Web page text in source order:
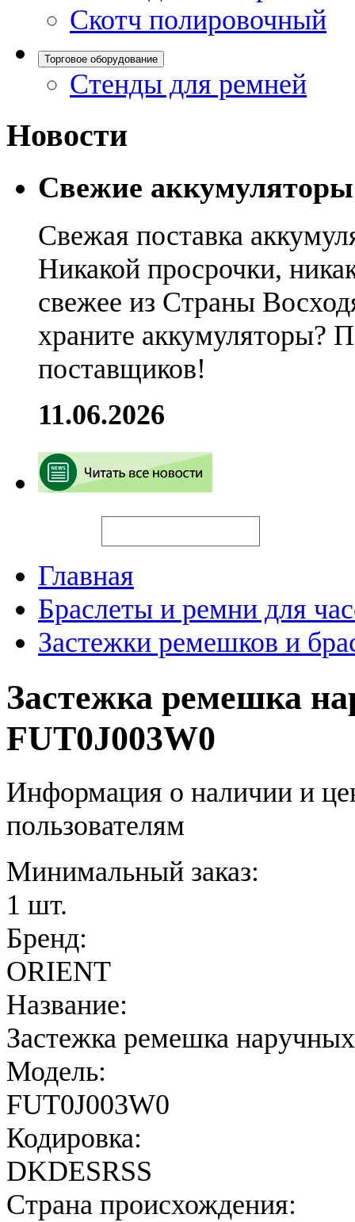
Скотч полировочный
Торговое оборудование
Стенды для ремней
Новости
Свежие
Свежая поставка
Никакой просрочки,
свежее из Страны
храните аккумуляторы?
поставщиков!
11.06.2026
Главная
Браслеты и ремни для
Застежки ремешков и
Застежка ремешка
FUT0J003W0
Информация о наличии и
пользователям
Минимальный заказ:
1 шт.
Бренд:
ORIENT
Название:
Застежка ремешка
Модель:
FUT0J003W0
Кодировка:
DKDESRSS
Страна происхождения: